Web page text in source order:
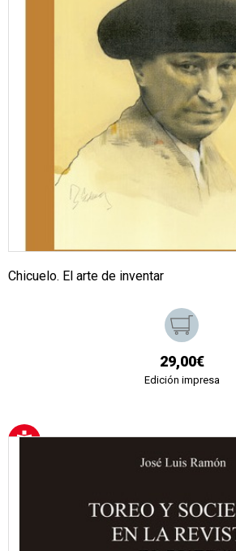
Chicuelo. El arte de inventar
29,00€
Edición impresa